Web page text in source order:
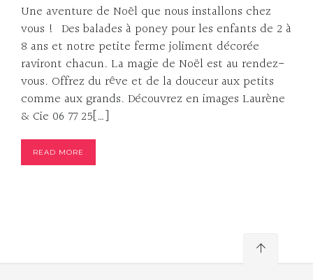
Une aventure de Noël que nous installons chez
vous ! Des balades à poney pour les enfants de 2 à
8 ans et notre petite ferme joliment décorée
raviront chacun. La magie de Noël est au rendez-
vous. Offrez du rêve et de la douceur aux petits
comme aux grands. Découvrez en images Laurène
& Cie 06 77 25[…]
READ MORE